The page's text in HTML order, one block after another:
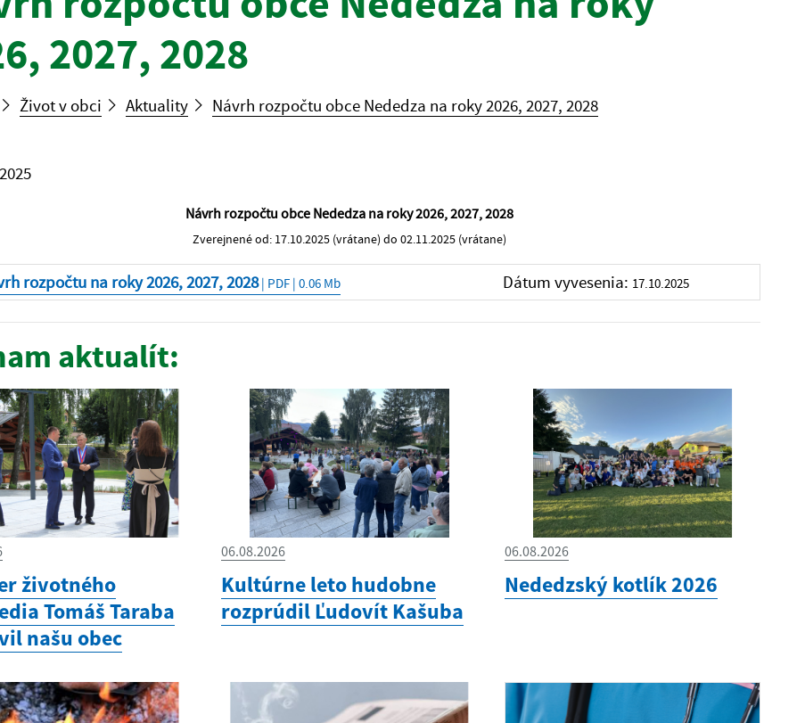
2027, 2028
Život v obci Aktuality Návrh rozpočtu obce Nededza na roky 2026, 2027, 2028
Návrh rozpočtu obce Nededza na roky 2026, 2027, 2028
Zverejnené od: 17.10.2025 (vrátane) do 02.11.2025 (vrátane)
rozpočtu na roky 2026, 2027, 2028| PDF | 0.06 Mb Dátum vyvesenia: 17.10.2025
aktualít:
životného
Tomáš Taraba
našu obec
06.08.2026
Kultúrne leto hudobne
rozprúdil Ľudovít Kašuba
06.08.2026
Nededzský kotlík 2026